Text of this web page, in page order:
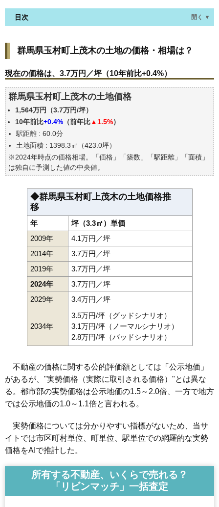
目次 開く ▼
現在の価格は、3.7万円／坪（10年前比+0.4%）
価格を詳細に分析しよう
群馬県玉村町上茂木の土地の過去の売買事例
公示地価はいくら
エリアの将来性を人口予想から検討しよう
自分の年収でいくらの不動産が買える？
群馬県玉村町上茂木の土地の価格・相場は？
現在の価格は、3.7万円／坪（10年前比+0.4%）
群馬県玉村町上茂木の土地価格
1,564万円（3.7万円/坪）
10年前比+0.4% （前年比▲1.5%）
駅距離 : 60.0分
土地面積 : 1398.3㎡（423.0坪）
※2024年時点の価格相場。「価格」「築数」「駅距離」「面積」
は独自に予測した値の中央値。
◆群馬県玉村町上茂木の土地価格推
移
年
坪（3.3㎡）単価
2009年
4.1万円／坪
2014年
3.7万円／坪
2019年
3.7万円／坪
2024年
3.7万円／坪
2029年
3.4万円／坪
2034年
3.5万円/坪（グッドシナリオ）
3.1万円/坪（ノーマルシナリオ）
2.8万円/坪（バッドシナリオ）
不動産の価格に関する公的評価額としては「公示地価」
があるが、"実勢価格（実際に取引される価格）"とは異な
る。都市部の実勢価格は公示地価の1.5～2.0倍、一方で地方
では公示地価の1.0～1.1倍と言われる。
実勢価格については分かりやすい指標がないため、当サ
イトでは市区町村単位、町単位、駅単位での網羅的な実勢
価格をAIで推計した。
所有する不動産、いくらで売れる？
「リビンマッチ」一括査定